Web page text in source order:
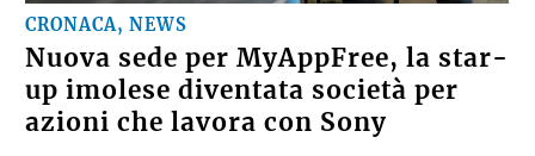
CRONACA, NEWS
Nuova sede per MyAppFree, la star-
up imolese diventata società per
azioni che lavora con Sony